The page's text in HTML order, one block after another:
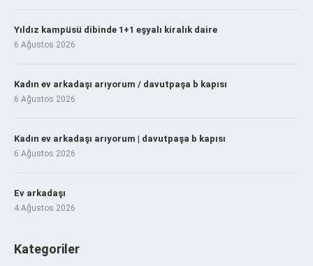
Yıldız kampüsü dibinde 1+1 eşyalı kiralık daire
6 Ağustos 2026
Kadın ev arkadaşı arıyorum / davutpaşa b kapısı
6 Ağustos 2026
Kadın ev arkadaşı arıyorum | davutpaşa b kapısı
6 Ağustos 2026
Ev arkadaşı
4 Ağustos 2026
Kategoriler